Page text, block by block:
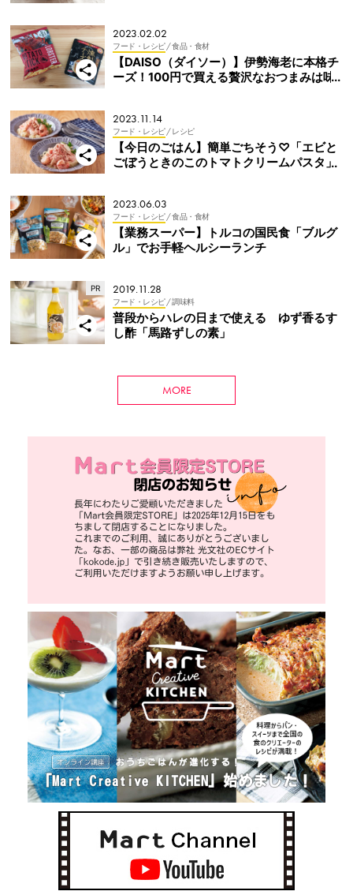
2023.02.02
フード・レシピ/ 食品・食材
【DAISO（ダイソー）】伊勢海老に本格チ
ーズ！100円で買える贅沢なおつまみは味
2023.11.14
フード・レシピ/ レシピ
【今日のごはん】簡単ごちそう♡「エビと
ごぼうときのこのトマトクリームパスタ」
2023.06.03
フード・レシピ/ 食品・食材
【業務スーパー】トルコの国民食「ブルグ
ル」でお手軽ヘルシーランチ
2019.11.28
フード・レシピ/ 調味料
普段からハレの日まで使える ゆず香るす
し酢「馬路ずしの素」
MORE